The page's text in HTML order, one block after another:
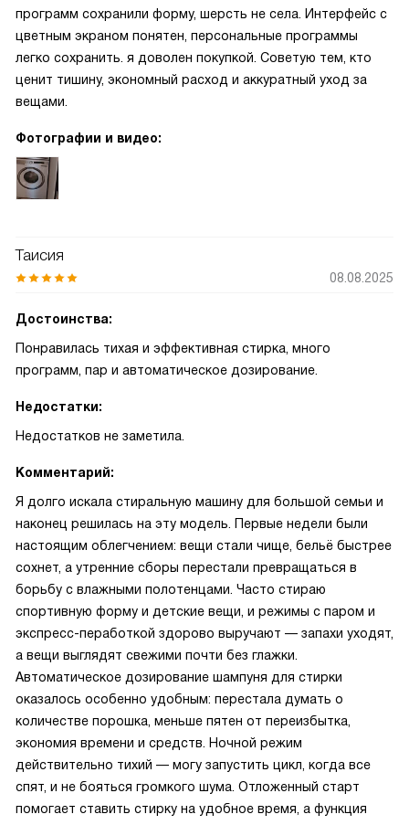
программ сохранили форму, шерсть не села. Интерфейс с
цветным экраном понятен, персональные программы
легко сохранить. я доволен покупкой. Советую тем, кто
ценит тишину, экономный расход и аккуратный уход за
вещами.
Фотографии и видео:
Таисия
08.08.2025
Достоинства:
Понравилась тихая и эффективная стирка, много
программ, пар и автоматическое дозирование.
Недостатки:
Недостатков не заметила.
Комментарий:
Я долго искала стиральную машину для большой семьи и
наконец решилась на эту модель. Первые недели были
настоящим облегчением: вещи стали чище, бельё быстрее
сохнет, а утренние сборы перестали превращаться в
борьбу с влажными полотенцами. Часто стираю
спортивную форму и детские вещи, и режимы с паром и
экспресс-пеработкой здорово выручают — запахи уходят,
а вещи выглядят свежими почти без глажки.
Автоматическое дозирование шампуня для стирки
оказалось особенно удобным: перестала думать о
количестве порошка, меньше пятен от переизбытка,
экономия времени и средств. Ночной режим
действительно тихий — могу запустить цикл, когда все
спят, и не бояться громкого шума. Отложенный старт
помогает ставить стирку на удобное время, а функция